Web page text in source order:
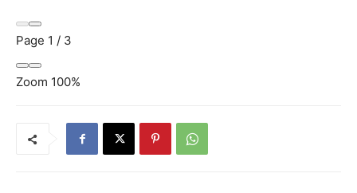
Page 1 / 3
Zoom 100%